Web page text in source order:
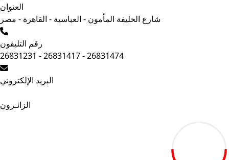
العنوان
شارع الخليفة المأمون - العباسية - القاهرة - مصر
رقم التليفون
26831231 - 26831417 - 26831474
البريد الإلكتروني
الزائـرون
19.27M